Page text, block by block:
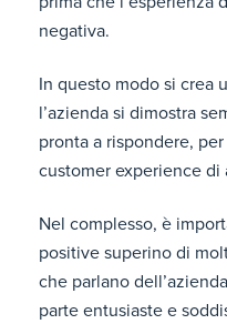
negativa.
In questo modo si crea
l’azienda si dimostra
pronta a rispondere,
customer experience di
Nel complesso, è
positive superino di
che parlano
parte entusiaste e